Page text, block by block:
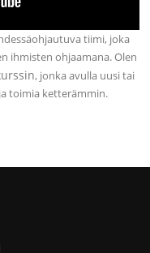
tiimi, joka
ihmisten ohjaamana. Olen
, jonka avulla uusi tai
toimia ketterämmin.